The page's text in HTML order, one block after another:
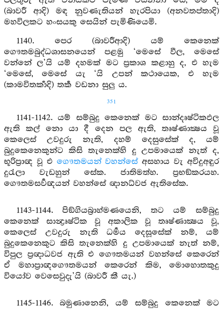
(බාවරී ආදි) මඳ නුවණැතියන් හැරපියා (අනවතප්තාදි)
මහවිලකට හංසයකු සෙයින් පැමිණියෙමි.
1140. පෙර (බාවරීආදි) යම් කෙනෙක්
ගෞතමබුද්ධශාසනයෙන් පළමු ‘මෙසේ වීල, මෙසේ
වන්නේ ල’යි යම් දහමක් මට ප්‍රකාශ කළාහු ද, එ හැම
‘මෙසේ, මෙසේ යැ ‘යි උපන් කථායෙක, එ හැම
(කාමවිතර්‍කාදි) තර්‍ක වඩනා සුලු ය.
351
1141-1142. යම් සම්බුදු කෙනෙක් මට සාන්දෘෂ්ටිකඵල
ඇති කල් නො යා දී දෙන පල ඇති, තෘෂ්ණාක්‍ෂය වූ
කෙලෙස් උවදුරු නැති, දහම් දෙසුසේක් ද, යම්
බුදුකෙනෙකුන්ට කිසි තැනෙක්හි දු උපමායෙක් නැත් ද,
භූරිප්‍රාඥ වූ එ ගෞතමයන් වහන්සේඅසහාය වැ අවිදුඅඳුර
දුරැලා වැඩහුන් සේක. ජාතිමත්හ. ප්‍රභඞ්කරයහ.
ගෞතමසර්‍වඥයන් වහන්සේ ඥානධ්වජ ඇතිසේක.
1143-1144. පිඞ්ගියබ්‍රාහ්මණයෙනි, තට යම් සම්බුදු
කෙනෙක් සාන්‍ද්‍රෘෂ්ටික වූ අකාලික වූ තෘෂ්ණාක්‍ෂය වූ,
කෙලෙස් උවදුරු නැති ධර්‍මය දෙසූසේක් නම්, යම්
බුදුකෙනෙකුට කිසි තැනෙක්හි දු උපමායෙක් නැත් නම්,
විපුල ප්‍රඥාධවජ ඇති එ ගෞතමයන් වහන්සේ කෙරෙන්
ඒ මහාප්‍රාඥගෞතමයන් කෙරෙන් කිම, මොහොතකුදු
වියෝව වෙසෙවුදැ’යි (බාවරී කී යැ.)
1145-1146. බමුණානෙනි, යම් සම්බුදු කෙනෙක් මට